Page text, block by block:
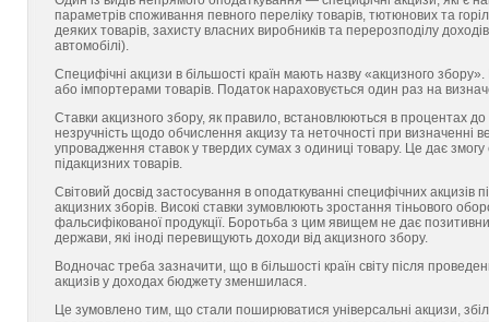
параметрів споживання певного переліку товарів, тютюнових та
деяких товарів, захисту власних виробників та перерозподілу
автомобілі).
Специфічні акцизи в більшості країн мають назву «акцизного
або імпортерами товарів. Податок нараховується один раз на
Ставки акцизного збору, як правило, встановлюються в процентах
незручність щодо обчислення акцизу та неточності при
упровадження ставок у твердих сумах з одиниці товару. Це дає
підакцизних товарів.
Світовий досвід застосування в оподаткуванні специфічних
акцизних зборів. Високі ставки зумовлюють зростання тіньового
фальсифікованої продукції. Боротьба з цим явищем не дає
держави, які іноді перевищують доходи від акцизного збору.
Водночас треба зазначити, що в більшості країн світу після
акцизів у доходах бюджету зменшилася.
Це зумовлено тим, що стали поширюватися універсальні акцизи,